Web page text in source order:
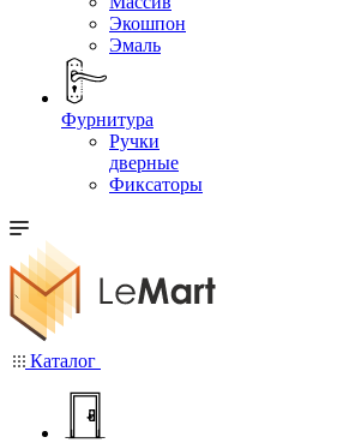
Экошпон
Эмаль
Фурнитура
Ручки
дверные
Фиксаторы
Каталог